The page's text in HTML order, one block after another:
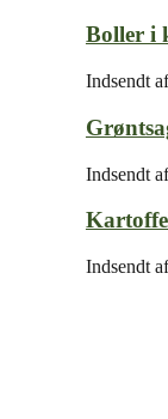
Boller i
Indsendt
Indsendt
Indsendt